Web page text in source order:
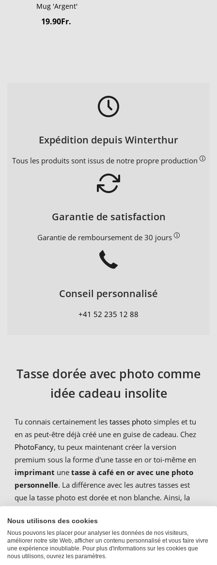
Mug 'Argent'
19.90Fr.
Expédition depuis Winterthur
Tous les produits sont issus de notre propre production
Garantie de satisfaction
Garantie de remboursement de 30 jours
Conseil personnalisé
+41 52 235 12 88
Tasse dorée avec photo comme
idée cadeau insolite
Tu connais certainement les tasses photo simples et tu
en as peut-être déjà créé une en guise de cadeau. Chez
PhotoFancy, tu peux maintenant créer la version
premium sous la forme d'une tasse en or toi-même en
imprimant une tasse à café en or avec une photo
personnelle. La différence avec les autres tasses est
que la tasse photo est dorée et non blanche. Ainsi, la
motif. Contrairement aux petites
peux utiliser 14 cm x 7,2 cm pour présenter ta photo
sur un fond doré. Tu peux offrir une tasse à café
imprimée en or à quelqu'un que tu aimes - pour un
Nous utilisons des cookies
Nous pouvons les placer pour analyser les données de nos visiteurs,
améliorer notre site Web, afficher un contenu personnalisé et vous faire vivre
une expérience inoubliable. Pour plus d'informations sur les cookies que
nous utilisons, ouvrez les paramètres.